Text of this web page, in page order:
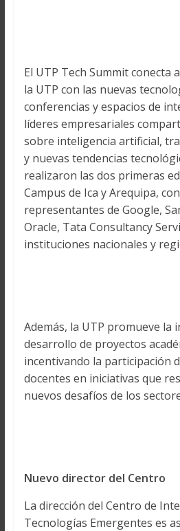
El UTP Tech Summit conecta
la UTP con las nuevas
conferencias y espacios de
líderes empresariales
sobre inteligencia artificial,
y nuevas tendencias
realizaron las dos primeras
Campus de Ica y Arequipa,
representantes de Google,
Oracle, Tata Consultancy
instituciones nacionales y
Además, la UTP promueve la
desarrollo de proyectos
incentivando la participación
docentes en iniciativas que
nuevos desafíos de los
Nuevo director del Centro
La dirección del Centro de
Tecnologías Emergentes es